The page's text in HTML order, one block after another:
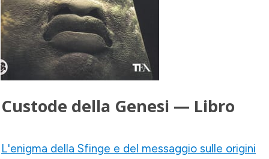
Custode della Genesi — Libro
L'enigma della Sfinge e del messaggio sulle origini